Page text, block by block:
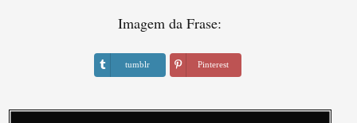
Imagem da Frase:
tumblr Pinterest